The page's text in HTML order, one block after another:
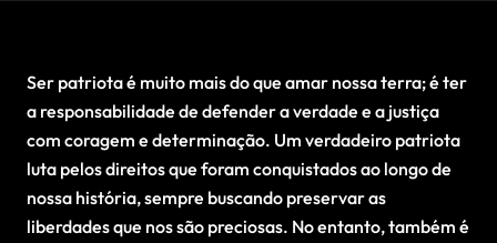
Ser patriota é muito mais do que amar nossa terra; é ter
a responsabilidade de defender a verdade e a justiça
com coragem e determinação. Um verdadeiro patriota
luta pelos direitos que foram conquistados ao longo de
nossa história, sempre buscando preservar as
liberdades que nos são preciosas. No entanto, também é